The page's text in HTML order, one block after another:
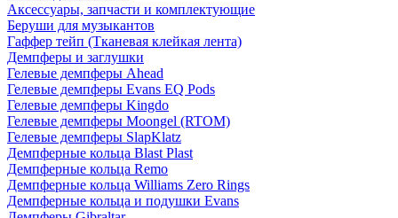
Аксессуары, запчасти и комплектующие
Беруши для музыкантов
Гаффер тейп (Тканевая клейкая лента)
Демпферы и заглушки
Гелевые демпферы Ahead
Гелевые демпферы Evans EQ Pods
Гелевые демпферы Kingdo
Гелевые демпферы Moongel (RTOM)
Гелевые демпферы SlapKlatz
Демпферные кольца Blast Plast
Демпферные кольца Remo
Демпферные кольца Williams Zero Rings
Демпферные кольца и подушки Evans